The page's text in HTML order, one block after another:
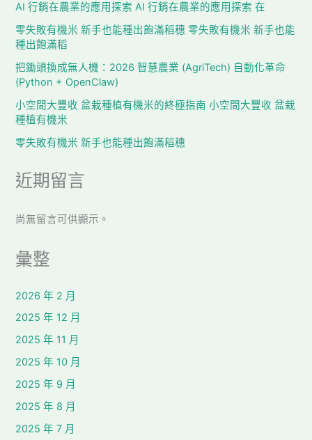
AI 行銷在農業的應用探索 AI 行銷在農業的應用探索 在
零失敗有機米 新手也能種出飽滿稻穗 零失敗有機米 新手也能
種出飽滿稻
把鋤頭換成無人機：2026 智慧農業 (AgriTech) 自動化革命
(Python + OpenClaw)
小空間大豐收 盆栽種植有機米的終極指南 小空間大豐收 盆栽
種植有機米
零失敗有機米 新手也能種出飽滿稻穗
近期留言
尚無留言可供顯示。
彙整
2026 年 2 月
2025 年 12 月
2025 年 11 月
2025 年 10 月
2025 年 9 月
2025 年 8 月
2025 年 7 月